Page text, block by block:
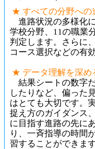
★ すべての分野への
進路状況の多様化
学校分野、11の職業
判定します。さらに
コース選択などの有
★ データ理解を深め
結果シートの数字
したりなど、偏った
はとても大切です。
捉え方のガイダンス
に目指す進路の先に
り、一斉指導の時間
習することができます